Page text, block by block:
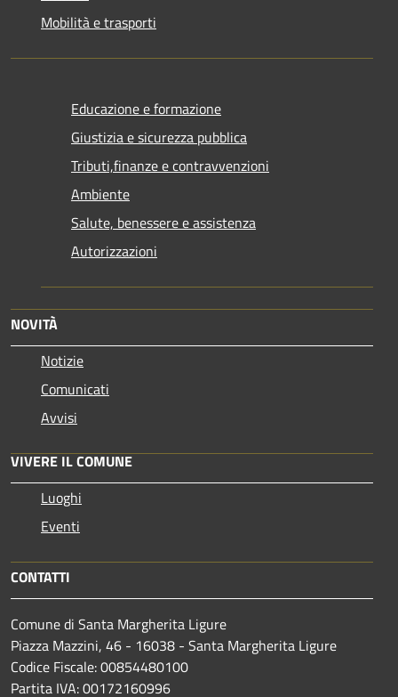
Mobilità e trasporti
Educazione e formazione
Giustizia e sicurezza pubblica
Tributi,finanze e contravvenzioni
Ambiente
Salute, benessere e assistenza
Autorizzazioni
NOVITÀ
Notizie
Comunicati
Avvisi
VIVERE IL COMUNE
Luoghi
Eventi
CONTATTI
Comune di Santa Margherita Ligure
Piazza Mazzini, 46 - 16038 - Santa Margherita Ligure
Codice Fiscale: 00854480100
Partita IVA: 00172160996